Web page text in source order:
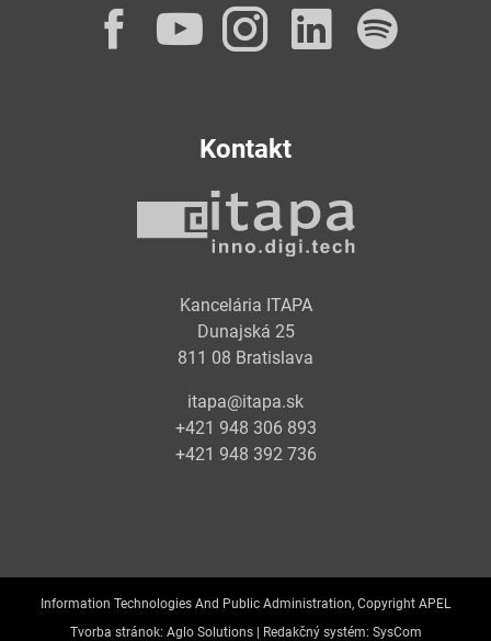
Facebook
YouTube
Instagram
Kontakt
Kancelária ITAPA
Dunajská 25
811 08 Bratislava
itapa@itapa.sk
+421 948 306 893
+421 948 392 736
Information Technologies And Public Administration, Copyright APEL
Tvorba stránok: Aglo Solutions | Redakčný systém: SysCom